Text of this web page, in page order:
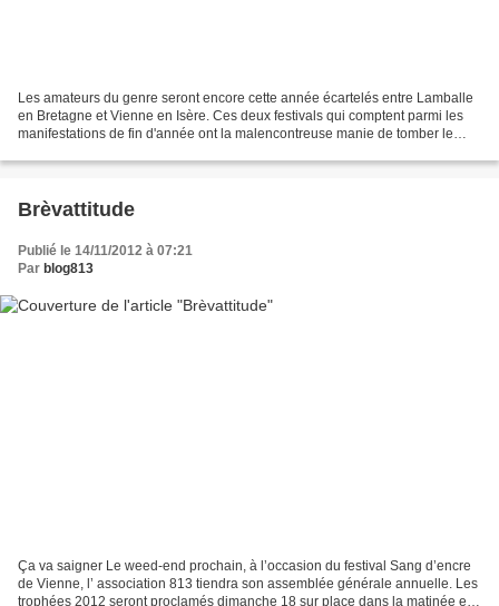
Les amateurs du genre seront encore cette année écartelés entre Lamballe
en Bretagne et Vienne en Isère. Ces deux festivals qui comptent parmi les
manifestations de fin d'année ont la malencontreuse manie de tomber le
Brèvattitude
Publié le 14/11/2012 à 07:21
Par blog813
Ça va saigner Le weed-end prochain, à l’occasion du festival Sang d’encre
de Vienne, l’ association 813 tiendra son assemblée générale annuelle. Les
trophées 2012 seront proclamés dimanche 18 sur place dans la matinée et